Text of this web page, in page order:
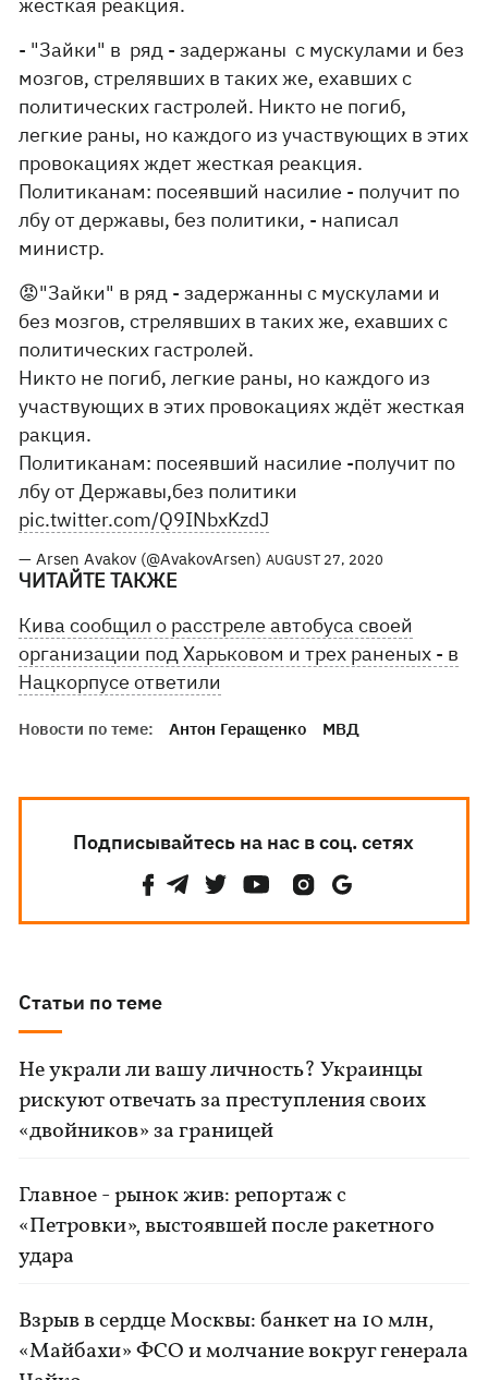
- "Зайки" в ряд - задержаны с мускулами и без
мозгов, стрелявших в таких же, ехавших с
политических гастролей. Никто не погиб,
легкие раны, но каждого из участвующих в этих
провокациях ждет жесткая реакция.
Политиканам: посеявший насилие - получит по
лбу от державы, без политики, - написал
министр.
😡"Зайки" в ряд - задержанны с мускулами и
без мозгов, стрелявших в таких же, ехавших с
политических гастролей.
Никто не погиб, легкие раны, но каждого из
участвующих в этих провокациях ждёт жесткая
ракция.
Политиканам: посеявший насилие -получит по
лбу от Державы,без политики
pic.twitter.com/Q9INbxKzdJ
— Arsen Avakov (@AvakovArsen)AUGUST 27, 2020
ЧИТАЙТЕ ТАКЖЕ
Кива сообщил о расстреле автобуса своей
организации под Харьковом и трех раненых - в
Нацкорпусе ответили
Новости по теме: Антон Геращенко МВД
Подписывайтесь на нас в соц. сетях
Статьи по теме
Не украли ли вашу личность? Украинцы
рискуют отвечать за преступления своих
«двойников» за границей
Главное - рынок жив: репортаж с
«Петровки», выстоявшей после ракетного
удара
Взрыв в сердце Москвы: банкет на 10 млн,
«Майбахи» ФСО и молчание вокруг генерала